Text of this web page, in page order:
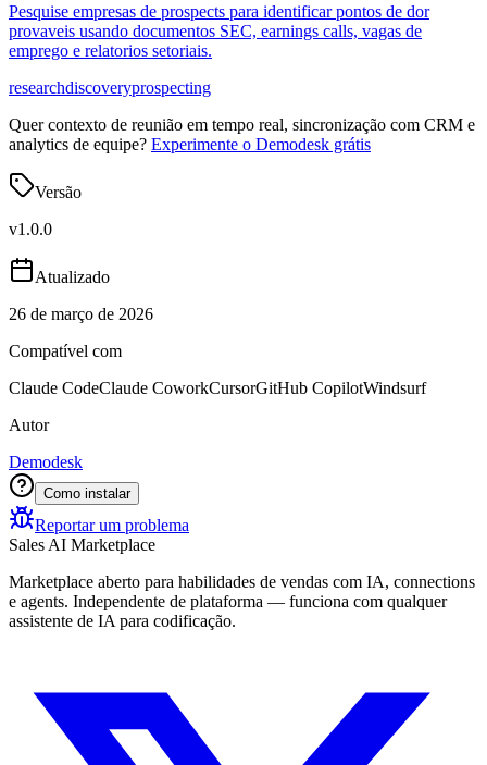
Pesquise empresas de prospects para identificar pontos de dor
provaveis usando documentos SEC, earnings calls, vagas de
emprego e relatorios setoriais.
researchdiscoveryprospecting
Quer contexto de reunião em tempo real, sincronização com CRM e
analytics de equipe? Experimente o Demodesk grátis
Versão
v1.0.0
Atualizado
26 de março de 2026
Compatível com
Claude CodeClaude CoworkCursorGitHub CopilotWindsurf
Autor
Demodesk
Como instalar
Reportar um problema
Sales AI Marketplace
Marketplace aberto para habilidades de vendas com IA, connections
e agents. Independente de plataforma — funciona com qualquer
assistente de IA para codificação.